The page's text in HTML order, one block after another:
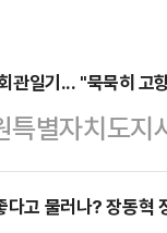
관일기... "묵묵히 고
특별자치도
이어, 이번
보는 철원
고 물러나? 장동혁